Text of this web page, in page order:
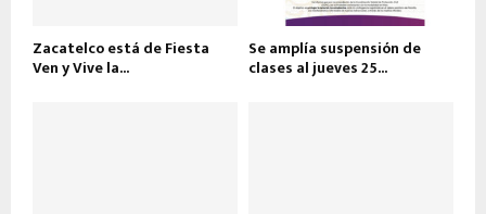
Zacatelco está de Fiesta
Ven y Vive la...
Se amplía suspensión de
clases al jueves 25...